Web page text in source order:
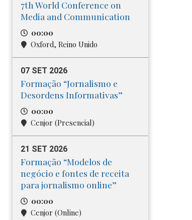
7th World Conference on
Media and Communication
00:00
Oxford, Reino Unido
07 SET 2026
Formação “Jornalismo e
Desordens Informativas”
00:00
Cenjor (Presencial)
21 SET 2026
Formação “Modelos de
negócio e fontes de receita
para jornalismo online”
00:00
Cenjor (Online)